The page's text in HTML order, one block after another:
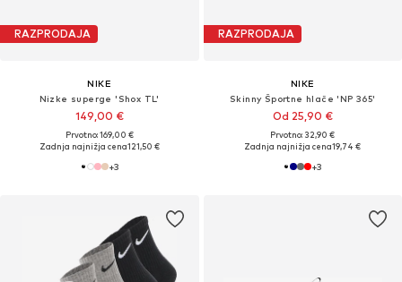
RAZPRODAJA
NIKE
Nizke superge 'Shox TL'
149,00 €
Prvotno: 169,00 €
Zadnja najnižja cena121,50 €
+3
RAZPRODAJA
NIKE
Skinny Športne hlače 'NP 365'
Od 25,90 €
Prvotno: 32,90 €
Zadnja najnižja cena19,74 €
+3